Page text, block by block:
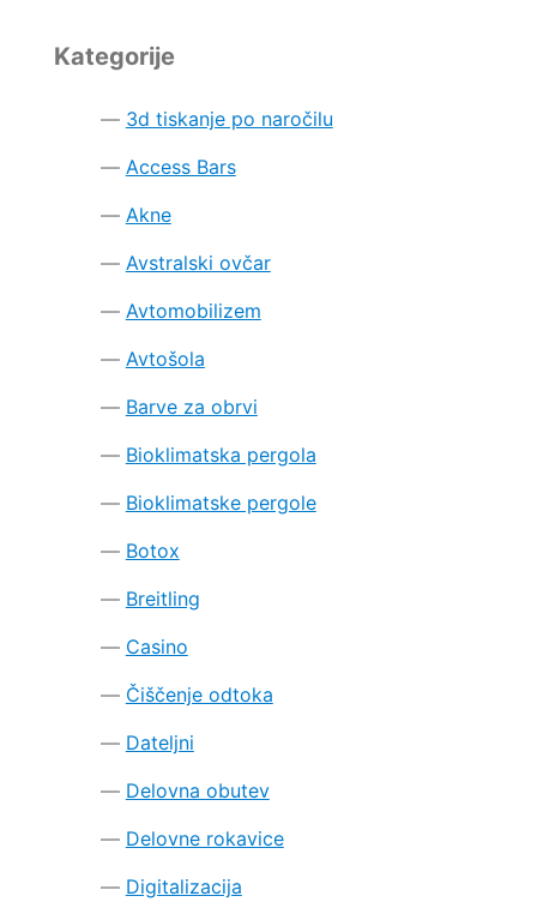
Kategorije
3d tiskanje po naročilu
Access Bars
Akne
Avstralski ovčar
Avtomobilizem
Avtošola
Barve za obrvi
Bioklimatska pergola
Bioklimatske pergole
Botox
Breitling
Casino
Čiščenje odtoka
Dateljni
Delovna obutev
Delovne rokavice
Digitalizacija